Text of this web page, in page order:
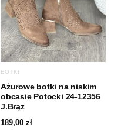
BOTKI
Ażurowe botki na niskim
obcasie Potocki 24-12356
J.Brąz
189,00 zł